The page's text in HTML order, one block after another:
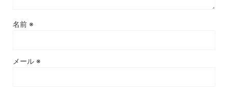
名前 ※
メール ※